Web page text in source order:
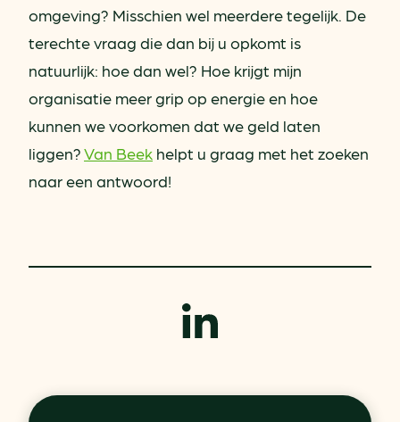
omgeving? Misschien wel meerdere tegelijk. De
terechte vraag die dan bij u opkomt is
natuurlijk: hoe dan wel? Hoe krijgt mijn
organisatie meer grip op energie en hoe
kunnen we voorkomen dat we geld laten
liggen?Van Beek helpt u graag met het zoeken
naar een antwoord!